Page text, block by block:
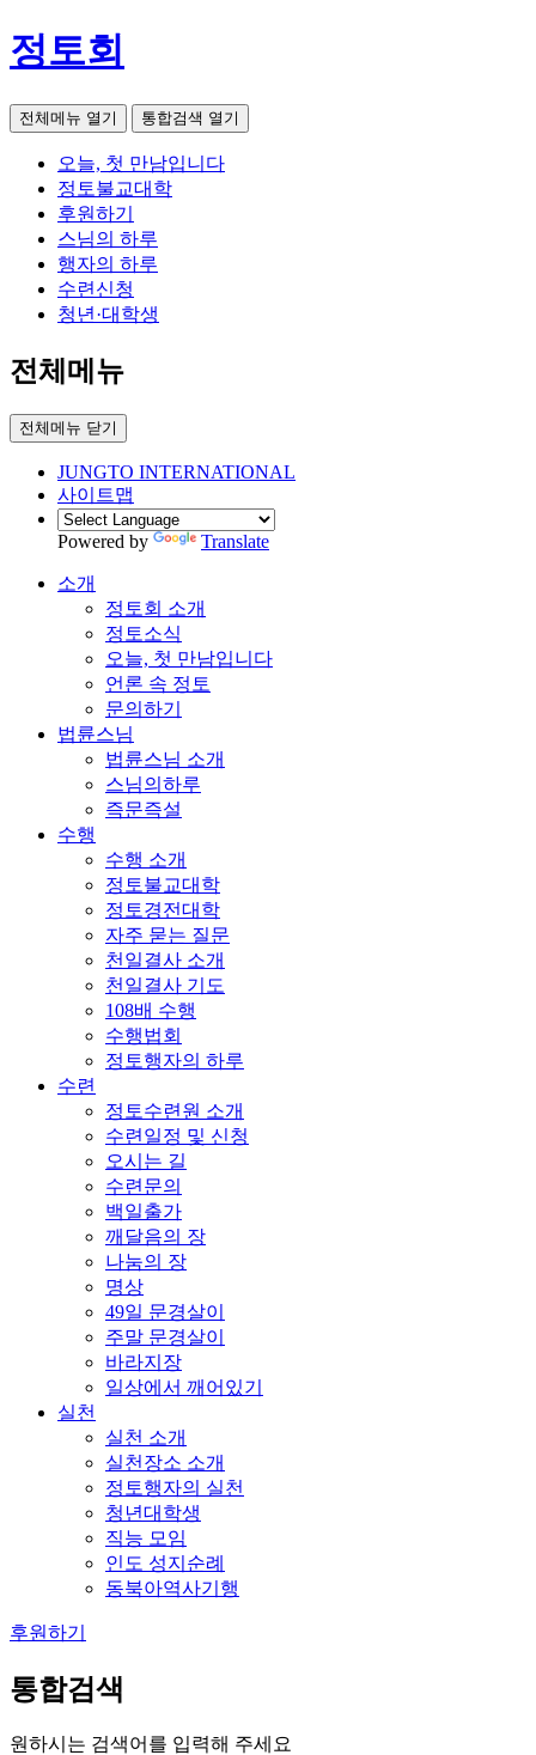
정토회
전체메뉴 열기 통합검색 열기
오늘, 첫 만남입니다
정토불교대학
후원하기
스님의 하루
행자의 하루
수련신청
청년·대학생
전체메뉴
전체메뉴 닫기
JUNGTO INTERNATIONAL
사이트맵
Powered by Translate
소개
정토회 소개
정토소식
오늘, 첫 만남입니다
언론 속 정토
문의하기
법륜스님
법륜스님 소개
스님의하루
즉문즉설
수행
수행 소개
정토불교대학
정토경전대학
자주 묻는 질문
천일결사 소개
천일결사 기도
108배 수행
수행법회
정토행자의 하루
수련
정토수련원 소개
수련일정 및 신청
오시는 길
수련문의
백일출가
깨달음의 장
나눔의 장
명상
49일 문경살이
주말 문경살이
바라지장
일상에서 깨어있기
실천
실천 소개
실천장소 소개
정토행자의 실천
청년대학생
직능 모임
인도 성지순례
동북아역사기행
후원하기
통합검색
원하시는 검색어를 입력해 주세요